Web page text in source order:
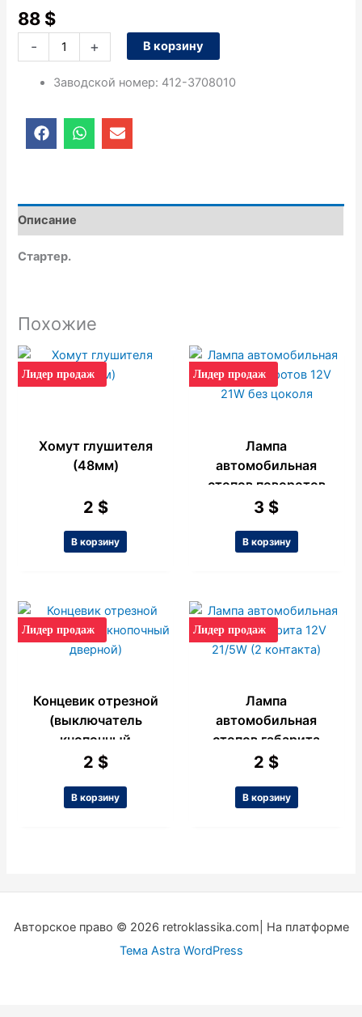
88 $
- + В корзину
Заводской номер: 412-3708010
F
a
o
o
k
W
h
a
p
E
n
o
e
Описание
Стартер.
Похожие
Лидер продаж
Хомут глушителя
(48мм)
2 $
В корзину
Лидер продаж
Лампа
автомобильная
стопов поворотов
12V 21W без
3 $
В корзину
Лидер продаж
Концевик отрезной
(выключатель
кнопочный
дверной)
2 $
В корзину
Лидер продаж
Лампа
автомобильная
стопов габарита
12V 21/5W (2
2 $
В корзину
Авторское право © 2026 retroklassika.com| На платформе
Тема Astra WordPress